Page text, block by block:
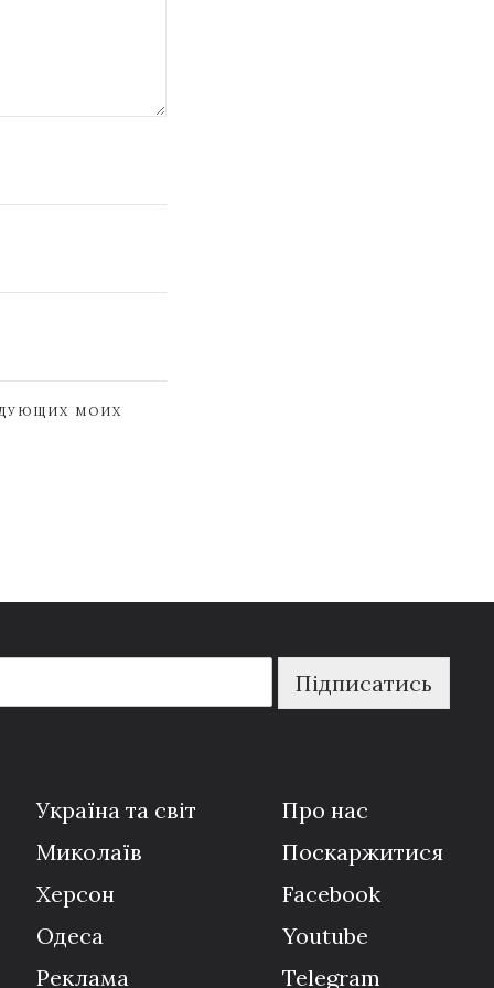
МОИХ
Підписатись
Україна та світ
Миколаїв
Херсон
Одеса
Реклама
Про нас
Поскаржитися
Facebook
Youtube
Telegram